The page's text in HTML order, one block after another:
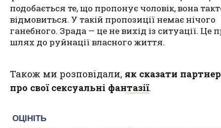
подобається те, що пропонує чоловік, вона
відмовиться. У такій пропозиції немає нічого
ганебного. Зрада — це не вихід із ситуації. Це
шлях до руйнації власного життя.
Також ми розповідали, як сказати
про свої сексуальні фантазії.